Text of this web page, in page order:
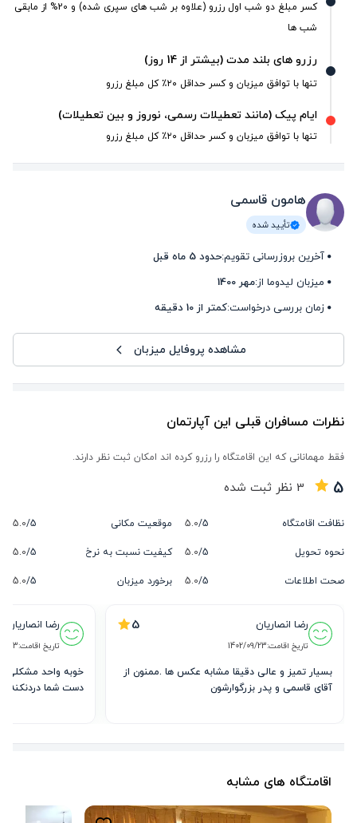
کسر مبلغ دو شب اول رزرو (علاوه بر شب های سپری شده) و 20% از مابقی
شب ها
رزرو های بلند مدت (بیشتر از 14 روز)
تنها با توافق میزبان و کسر حداقل ۲۰٪ کل مبلغ رزرو
ایام پیک (مانند تعطیلات رسمی، نوروز و بین تعطیلات)
تنها با توافق میزبان و کسر حداقل ۲۰٪ کل مبلغ رزرو
هامون قاسمی
تأیید شده
آخرین بروزرسانی تقویم:حدود 5 ماه قبل
میزبان لیدوما از:مهر 1400
زمان بررسی درخواست:کمتر از 10 دقیقه
مشاهده پروفایل میزبان
نظرات مسافران قبلی این آپارتمان
فقط مهمانانی که این اقامتگاه را رزرو کرده اند امکان ثبت نظر دارند.
5
3 نظر ثبت شده
نظافت اقامتگاه 5/
5.0 موقعیت مکانی 5/
5.0
نحوه تحویل
5/
5.0 کیفیت نسبت به نرخ 5/
5.0
صحت اطلاعات
5/
5.0 برخورد میزبان 5/
5.0
رضا انصاریان 5
تاریخ اقامت:1402/09/23
آقای قاسمی و پدر بزرگوارشون
رضا انصاریان
تاریخ اقامت:23
دست شما دردنکنه.
اقامتگاه های مشابه